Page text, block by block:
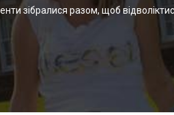
зібралися разом, щоб